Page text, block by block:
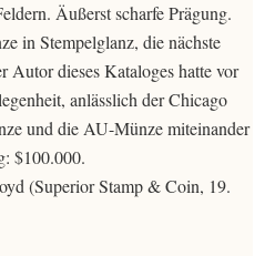
Äußerst scharfe Prägung.
in Stempelglanz, die nächste
dieses Kataloges hatte vor
anlässlich der Chicago
und die AU-Münze miteinander
$100.000.
(Superior Stamp & Coin, 19.